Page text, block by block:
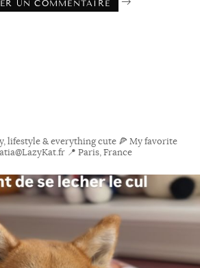
lifestyle & everything cute 🍕 My favorite
📍 Paris, France